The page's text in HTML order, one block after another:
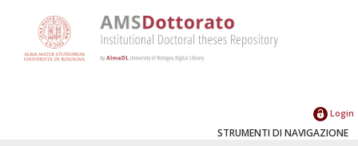
Login
STRUMENTI DI NAVIGAZIONE